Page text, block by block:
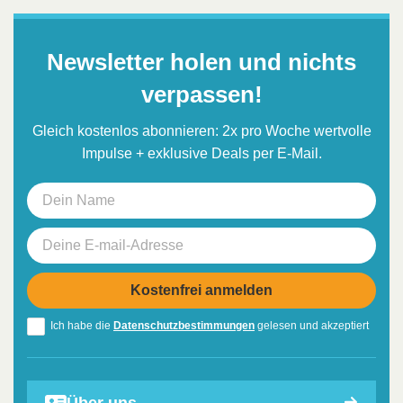
Newsletter holen und nichts
verpassen!
Gleich kostenlos abonnieren: 2x pro Woche wertvolle
Impulse + exklusive Deals per E-Mail.
Ich habe die Datenschutzbestimmungen gelesen und akzeptiert